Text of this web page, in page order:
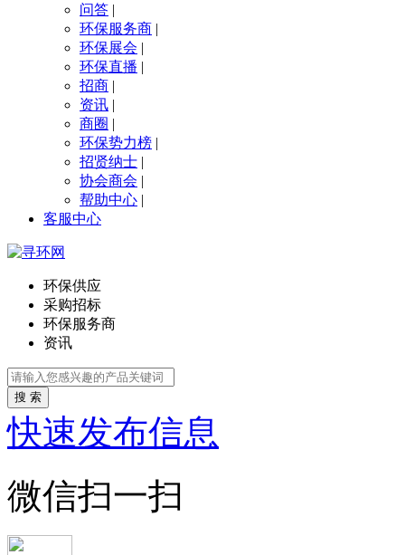
问答 |
环保服务商 |
环保展会 |
环保直播 |
招商 |
资讯 |
商圈 |
环保势力榜 |
招贤纳士 |
协会商会 |
帮助中心 |
客服中心
环保供应
采购招标
环保服务商
资讯
搜 索
快速发布信息
微信扫一扫